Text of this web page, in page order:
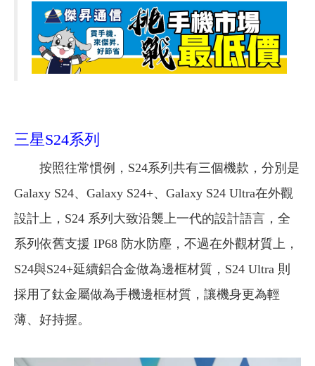
三星S24系列
按照往常慣例，S24系列共有三個機款，分別是
Galaxy S24、Galaxy S24+、Galaxy S24 Ultra在外觀
設計上，S24 系列大致沿襲上一代的設計語言，全
系列依舊支援 IP68 防水防塵，不過在外觀材質上，
S24與S24+延續鋁合金做為邊框材質，S24 Ultra 則
採用了鈦金屬做為手機邊框材質，讓機身更為輕
薄、好持握。